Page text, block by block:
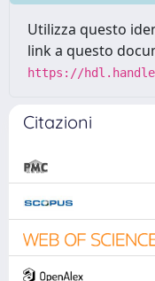
Utilizza questo
link a questo
https://
Citazioni